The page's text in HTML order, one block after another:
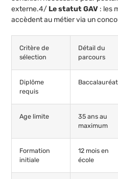
externe.4/ Le statut GAV : les
accèdent au métier via un
Critère de
sélection
Détail du
parcours
Diplôme
requis
Baccalauréat
Age limite
35 ans au
maximum
Formation
initiale
12 mois en
école